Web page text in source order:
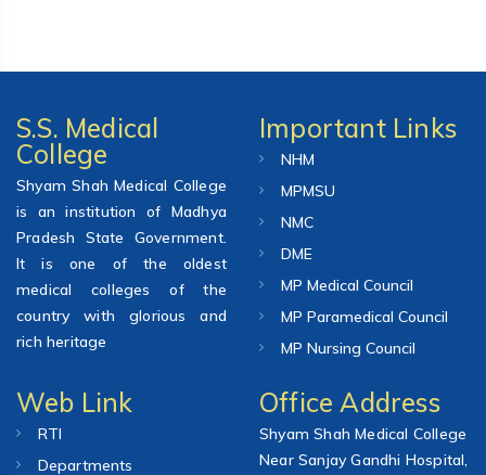
S.S. Medical
College
Shyam Shah Medical College
is an institution of Madhya
Pradesh State Government.
It is one of the oldest
medical colleges of the
country with glorious and
rich heritage
Important Links
NHM
MPMSU
NMC
DME
MP Medical Council
MP Paramedical Council
MP Nursing Council
Web Link
RTI
Departments
Office Address
Shyam Shah Medical College
Near Sanjay Gandhi Hospital,